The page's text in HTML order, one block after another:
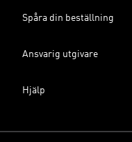
Spåra din beställning
Ansvarig utgivare
Hjälp